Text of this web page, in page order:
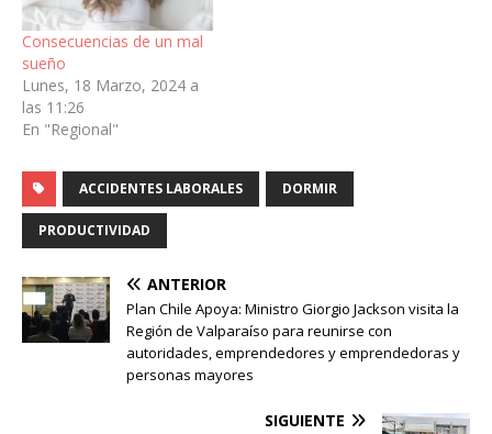
Consecuencias de un mal
sueño
Lunes, 18 Marzo, 2024 a
las 11:26
En "Regional"
ACCIDENTES LABORALES DORMIR
PRODUCTIVIDAD
ANTERIOR
Plan Chile Apoya: Ministro Giorgio Jackson visita la
Región de Valparaíso para reunirse con
autoridades, emprendedores y emprendedoras y
personas mayores
SIGUIENTE